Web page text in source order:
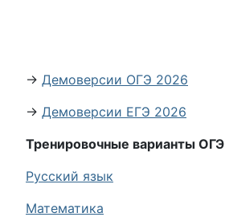
→ Демоверсии ОГЭ 2026
→ Демоверсии ЕГЭ 2026
Тренировочные варианты ОГЭ
Русский язык
Математика